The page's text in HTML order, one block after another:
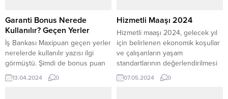
Garanti Bonus Nerede
Kullanılır? Geçen Yerler
İş Bankası Maxipuan geçen yerler
nerelerde kullanılır yazısı ilgi
görmüştü. Şimdi de bonus puan
ile ilgili bilgi vereceğiz. Garanti
Bonus, birçok kullanıcının
13.04.2024 0
Hizmetli Maaşı 2024
Hizmetli maaşı 2024, gelecek yıl
için belirlenen ekonomik koşullar
ve çalışanların yaşam
standartlarının değerlendirilmesi
ile, hizmetli maaşı 2024 yılında ne
kadar olacağı merak edilen
07.05.2024 0